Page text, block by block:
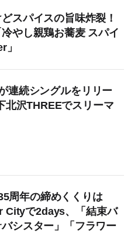
スパイスの旨味炸裂！
やし親鶏お蕎麦 スパイ
」
連続シングルをリリー
北沢THREEでスリーマ
周年の締めくくりは
Cityで2days、「結束バ
シスター」「フラワー